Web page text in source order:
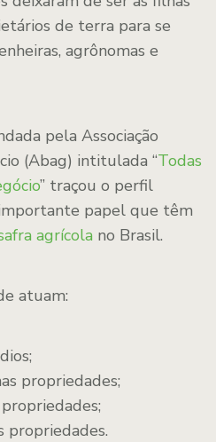
de terra para se
agrônomas e
pela Associação
(Abag) intitulada “Todas
” traçou o perfil
papel que têm
agrícola no Brasil.
atuam:
propriedades;
propriedades.